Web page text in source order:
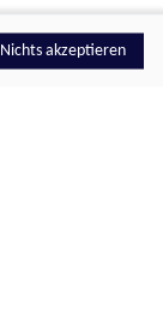
Nichts akzeptieren